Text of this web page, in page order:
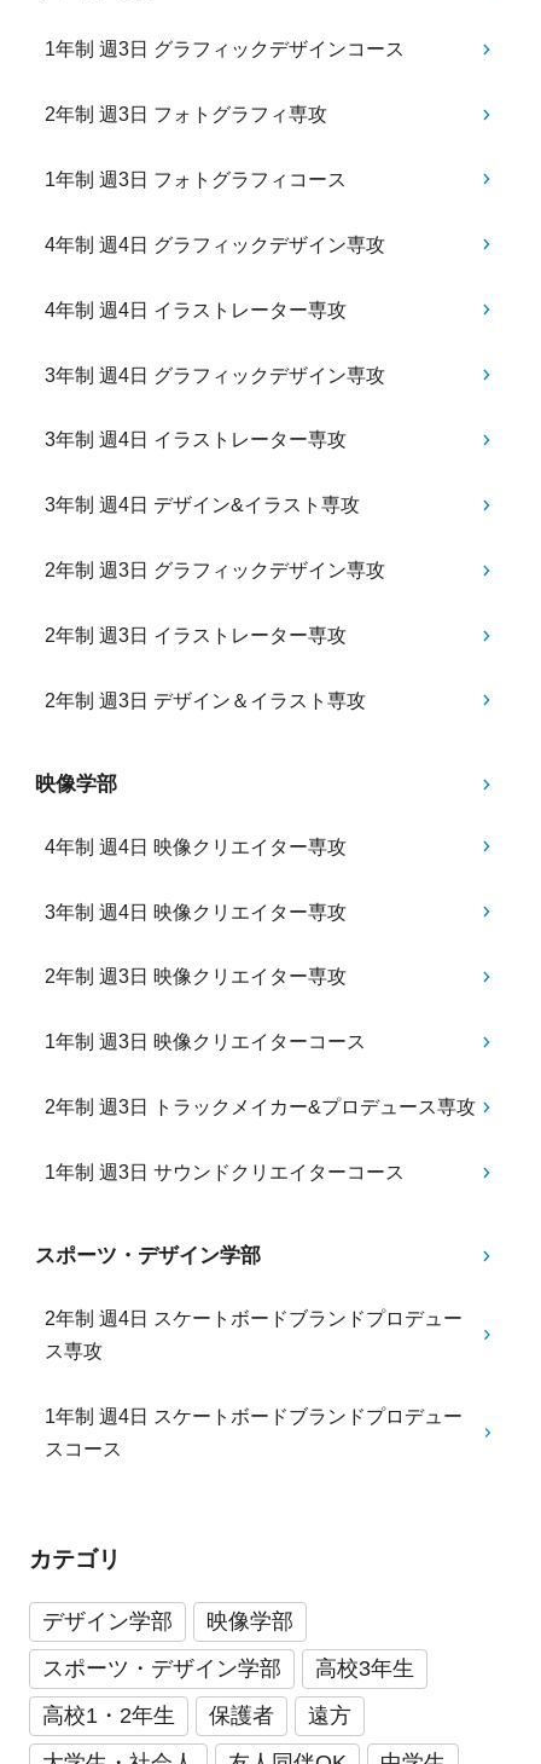
1年制 週3日 グラフィックデザインコース
2年制 週3日 フォトグラフィ専攻
1年制 週3日 フォトグラフィコース
4年制 週4日 グラフィックデザイン専攻
4年制 週4日 イラストレーター専攻
3年制 週4日 グラフィックデザイン専攻
3年制 週4日 イラストレーター専攻
3年制 週4日 デザイン&イラスト専攻
2年制 週3日 グラフィックデザイン専攻
2年制 週3日 イラストレーター専攻
2年制 週3日 デザイン＆イラスト専攻
映像学部
4年制 週4日 映像クリエイター専攻
3年制 週4日 映像クリエイター専攻
2年制 週3日 映像クリエイター専攻
1年制 週3日 映像クリエイターコース
2年制 週3日 トラックメイカー&プロデュース専攻
1年制 週3日 サウンドクリエイターコース
スポーツ・デザイン学部
2年制 週4日 スケートボードブランドプロデュー
ス専攻
1年制 週4日 スケートボードブランドプロデュー
スコース
カテゴリ
デザイン学部
映像学部
スポーツ・デザイン学部
高校3年生
高校1・2年生
保護者
遠方